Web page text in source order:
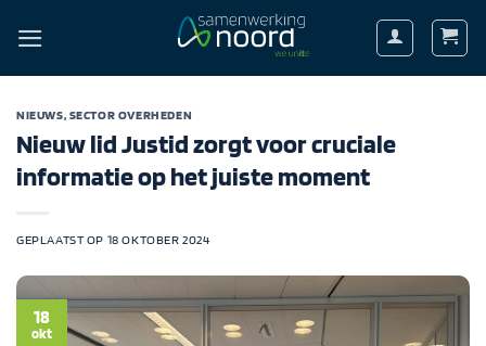
naar
NIEUWS, SECTOR OVERHEDEN
Nieuw lid Justid zorgt voor cruciale
informatie op het juiste moment
GEPLAATST OP 18 OKTOBER 2024
18
okt